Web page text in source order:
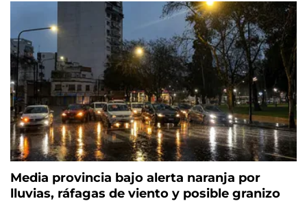
Media provincia bajo alerta naranja por
lluvias, ráfagas de viento y posible granizo